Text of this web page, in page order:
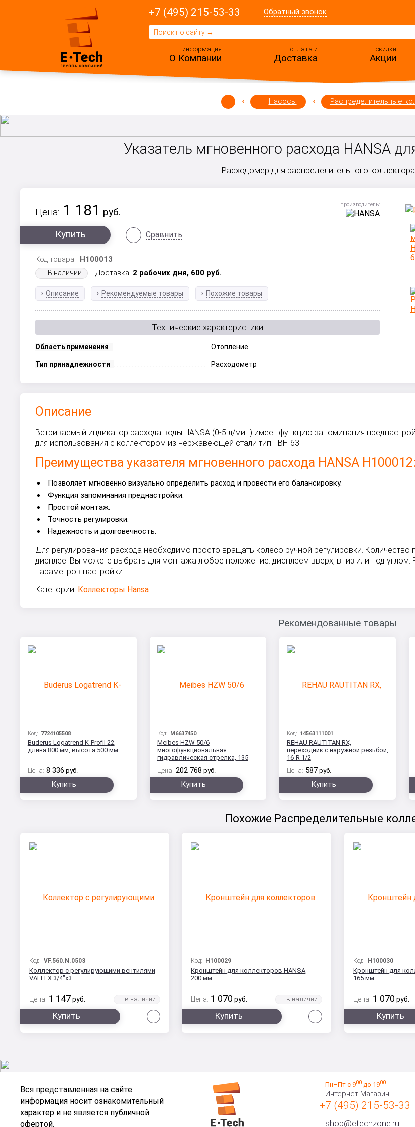
+7 (495) 215-53-33 Обратный звонок
информация
О Компании
оплата и
Доставка
скидки
Акции
Насосы Распределительные
Указатель мгновенного расхода HANSA
Расходомер для распределительного
Цена: 1 181 руб.
Купить
Сравнить
Код товара: Н100013
В наличии Доставка: 2 рабочих дня, 600 руб.
Описание Рекомендуемые товары Похожие товары
Технические характеристики
Область применения Отопление
Тип принадлежности Расходометр
Описание
Встриваемый индикатор расхода воды HANSA (0-5 л/мин) имеет функцию запоминания
для использования с коллектором из нержавеющей стали тип FBH-63.
Преимущества указателя мгновенного расхода HANSA Н100012:
Позволяет мгновенно визуально определить расход и провести его балансировку.
Функция запоминания преднастройки.
Простой монтаж.
Точность регулировки.
Надежность и долговечность.
Для регулирования расхода необходимо просто вращать колесо ручной регулировки. Количество
дисплее. Вы можете выбрать для монтажа любое положение: дисплеем вверх, вниз или под
параметров настройки.
Категории: Коллекторы Hansa
Рекомендованные товары
Код: 7724105508
Buderus Logatrend K-Profil 22,
длина 800 мм, высота 500 мм
Цена: 8 336 руб.
Купить
Код: M6637450
Meibes HZW 50/6
многофункциональная
гидравлическая стрелка, 135
Цена: 202 768 руб.
Купить
Код: 14563111001
REHAU RAUTITAN RX,
переходник с наружной резьбой,
16-R 1/2
Цена: 587 руб.
Купить
Похожие Распределительные
Код: VF.560.N.0503
Коллектор с регулирующими вентилями
VALFEX 3/4"х3
Цена: 1 147 руб.
Купить
Код: H100029
Кронштейн для коллекторов HANSA
200 мм
Цена: 1 070 руб.
Купить
Код: H100030
Кронштейн для
165 мм
Цена: 1 070 руб.
Купить
Вся представленная на сайте
информация носит ознакомительный
характер и не является публичной
офертой.
Пн–Пт с 900до 1900
Интернет-Магазин:
+7 (495) 215-53-33
shop@etechzone.ru